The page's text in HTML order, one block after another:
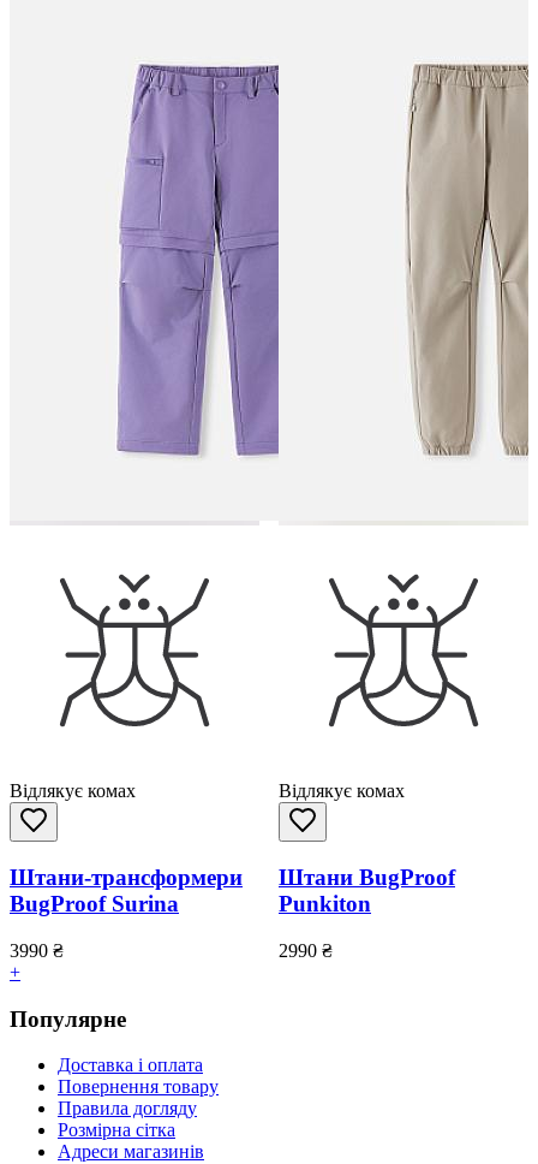
Відлякує комах
Штани-трансформери
BugProof Surina
3990 ₴
+
Відлякує комах
Штани BugProof
Punkiton
2990 ₴
Популярне
Доставка і оплата
Повернення товару
Правила догляду
Розмірна сітка
Адреси магазинів